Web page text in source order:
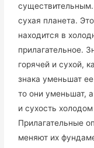
сухая планета.
находится в
прилагательное.
горячей и сухой,
знака уменьшат
то они уменьшат,
и сухость
Прилагательные
меняют их